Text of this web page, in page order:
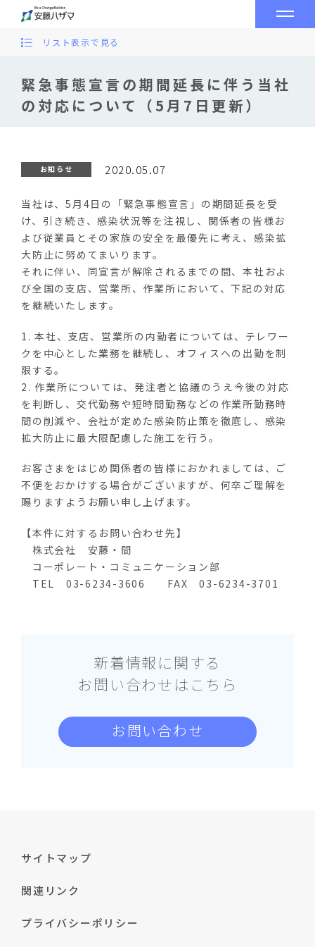
緊急事態宣言の期間延長に伴う当社
の対応について（5月7日更新）
リスト表示で見る
お知らせ 2020.05.07
当社は、5月4日の「緊急事態宣言」の期間延長を受
け、引き続き、感染状況等を注視し、関係者の皆様お
よび従業員とその家族の安全を最優先に考え、感染拡
大防止に努めてまいります。
それに伴い、同宣言が解除されるまでの間、本社およ
び全国の支店、営業所、作業所において、下記の対応
を継続いたします。
1. 本社、支店、営業所の内勤者については、テレワー
クを中心とした業務を継続し、オフィスへの出勤を制
限する。
2. 作業所については、発注者と協議のうえ今後の対応
を判断し、交代勤務や短時間勤務などの作業所勤務時
間の削減や、会社が定めた感染防止策を徹底し、感染
拡大防止に最大限配慮した施工を行う。
お客さまをはじめ関係者の皆様におかれましては、ご
不便をおかけする場合がございますが、何卒ご理解を
賜りますようお願い申し上げます。
【本件に対するお問い合わせ先】
株式会社 安藤・間
コーポレート・コミュニケーション部
TEL 03-6234-3606 FAX 03-6234-3701
新着情報に関する
お問い合わせはこちら
お問い合わせ
サイトマップ
関連リンク
プライバシーポリシー